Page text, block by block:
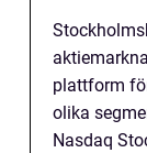
plattform
olika
Nasdaq